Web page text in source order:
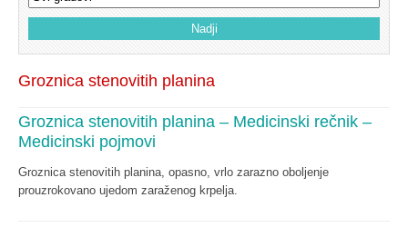
Groznica stenovitih planina
Groznica stenovitih planina – Medicinski rečnik –
Medicinski pojmovi
Groznica stenovitih planina, opasno, vrlo zarazno oboljenje
prouzrokovano ujedom zaraženog krpelja.